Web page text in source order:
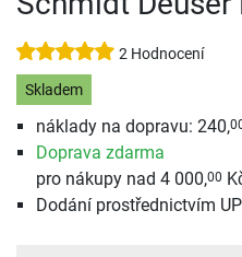
2 Hodnocení
Skladem
náklady na dopravu: 240,
Doprava zdarma
pro nákupy nad 4 000,00
Dodání prostřednictvím